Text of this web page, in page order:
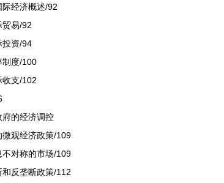
经济概述/92
易/92
资/94
度/100
支/102
的经济调控
观经济政策/109
对称的市场/109
反垄断政策/112